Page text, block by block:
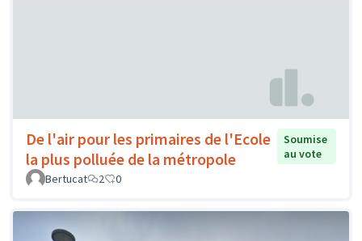
De l'air pour les primaires de l'Ecole
la plus polluée de la métropole
Soumise
au vote
Bertucat
2 0